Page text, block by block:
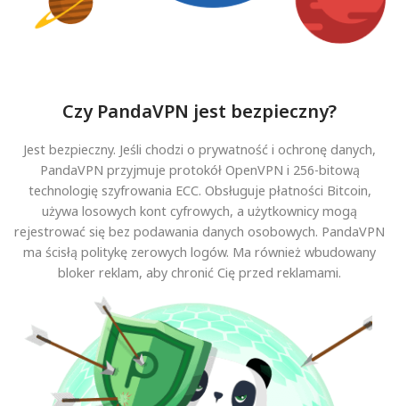
Czy PandaVPN jest bezpieczny?
Jest bezpieczny. Jeśli chodzi o prywatność i ochronę danych,
PandaVPN przyjmuje protokół OpenVPN i 256-bitową
technologię szyfrowania ECC. Obsługuje płatności Bitcoin,
używa losowych kont cyfrowych, a użytkownicy mogą
rejestrować się bez podawania danych osobowych. PandaVPN
ma ścisłą politykę zerowych logów. Ma również wbudowany
bloker reklam, aby chronić Cię przed reklamami.